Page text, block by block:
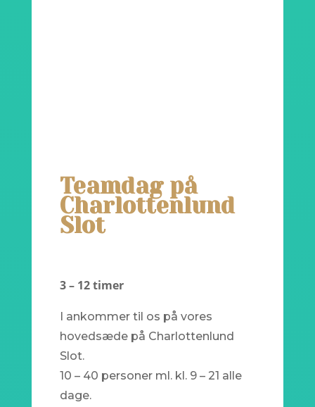
Teamdag på
Charlottenlund
Slot
3 – 12 timer
I ankommer til os på vores
hovedsæde på Charlottenlund
Slot.
10 – 40 personer ml. kl. 9 – 21 alle
dage.